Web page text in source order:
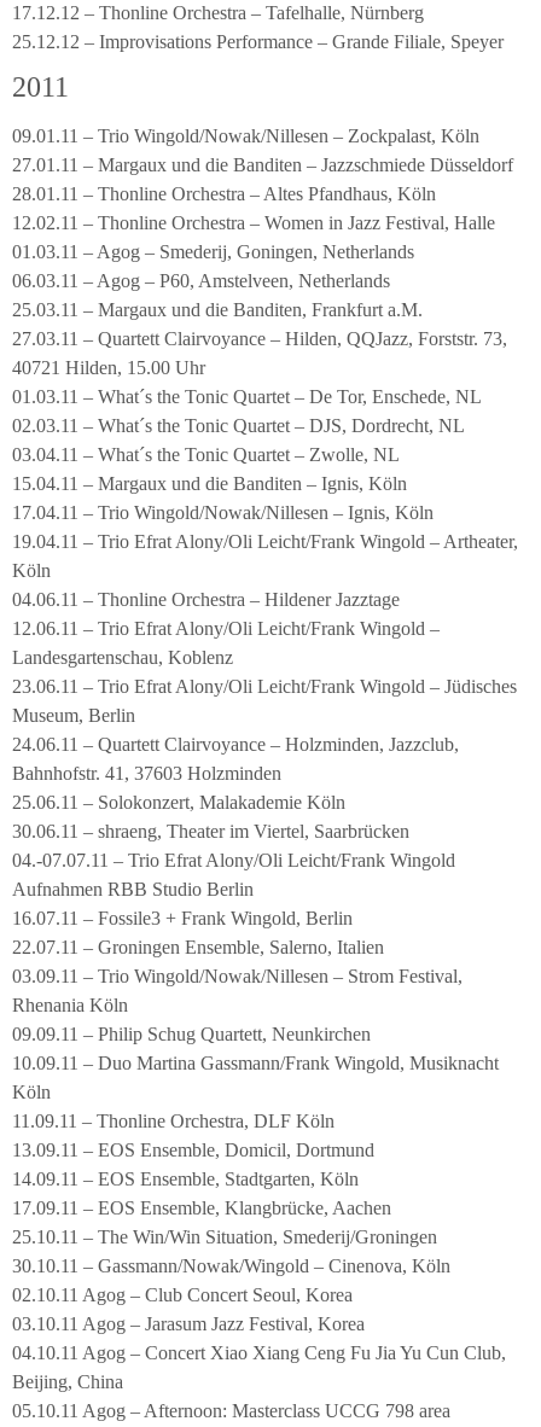
17.12.12 – Thonline Orchestra – Tafelhalle, Nürnberg
25.12.12 – Improvisations Performance – Grande Filiale, Speyer
2011
09.01.11 – Trio Wingold/Nowak/Nillesen – Zockpalast, Köln
27.01.11 – Margaux und die Banditen – Jazzschmiede Düsseldorf
28.01.11 – Thonline Orchestra – Altes Pfandhaus, Köln
12.02.11 – Thonline Orchestra – Women in Jazz Festival, Halle
01.03.11 – Agog – Smederij, Goningen, Netherlands
06.03.11 – Agog – P60, Amstelveen, Netherlands
25.03.11 – Margaux und die Banditen, Frankfurt a.M.
27.03.11 – Quartett Clairvoyance – Hilden, QQJazz, Forststr. 73,
40721 Hilden, 15.00 Uhr
01.03.11 – What´s the Tonic Quartet – De Tor, Enschede, NL
02.03.11 – What´s the Tonic Quartet – DJS, Dordrecht, NL
03.04.11 – What´s the Tonic Quartet – Zwolle, NL
15.04.11 – Margaux und die Banditen – Ignis, Köln
17.04.11 – Trio Wingold/Nowak/Nillesen – Ignis, Köln
19.04.11 – Trio Efrat Alony/Oli Leicht/Frank Wingold – Artheater,
Köln
04.06.11 – Thonline Orchestra – Hildener Jazztage
12.06.11 – Trio Efrat Alony/Oli Leicht/Frank Wingold –
Landesgartenschau, Koblenz
23.06.11 – Trio Efrat Alony/Oli Leicht/Frank Wingold – Jüdisches
Museum, Berlin
24.06.11 – Quartett Clairvoyance – Holzminden, Jazzclub,
Bahnhofstr. 41, 37603 Holzminden
25.06.11 – Solokonzert, Malakademie Köln
30.06.11 – shraeng, Theater im Viertel, Saarbrücken
04.-07.07.11 – Trio Efrat Alony/Oli Leicht/Frank Wingold
Aufnahmen RBB Studio Berlin
16.07.11 – Fossile3 + Frank Wingold, Berlin
22.07.11 – Groningen Ensemble, Salerno, Italien
03.09.11 – Trio Wingold/Nowak/Nillesen – Strom Festival,
Rhenania Köln
09.09.11 – Philip Schug Quartett, Neunkirchen
10.09.11 – Duo Martina Gassmann/Frank Wingold, Musiknacht
Köln
11.09.11 – Thonline Orchestra, DLF Köln
13.09.11 – EOS Ensemble, Domicil, Dortmund
14.09.11 – EOS Ensemble, Stadtgarten, Köln
17.09.11 – EOS Ensemble, Klangbrücke, Aachen
25.10.11 – The Win/Win Situation, Smederij/Groningen
30.10.11 – Gassmann/Nowak/Wingold – Cinenova, Köln
02.10.11 Agog – Club Concert Seoul, Korea
03.10.11 Agog – Jarasum Jazz Festival, Korea
04.10.11 Agog – Concert Xiao Xiang Ceng Fu Jia Yu Cun Club,
Beijing, China
05.10.11 Agog – Afternoon: Masterclass UCCG 798 area